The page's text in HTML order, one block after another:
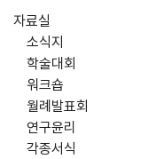
자료실
소식지
학술대회
워크숍
월례발표회
연구윤리
각종서식